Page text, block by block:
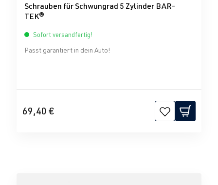
Schrauben für Schwungrad 5 Zylinder BAR-
TEK®
Sofort versandfertig!
Passt garantiert in dein Auto!
69,40 €